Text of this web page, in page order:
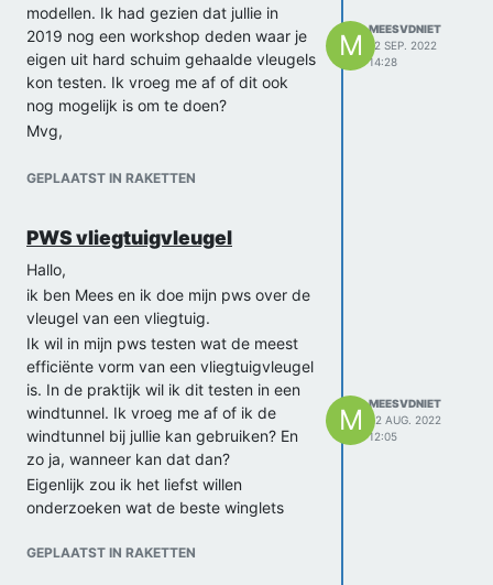
modellen. Ik had gezien dat jullie in
2019 nog een workshop deden waar je
eigen uit hard schuim gehaalde vleugels
kon testen. Ik vroeg me af of dit ook
nog mogelijk is om te doen?
Mvg,
GEPLAATST IN RAKETTEN
M MEESVDNIET
12 SEP. 2022
14:28
PWS vliegtuigvleugel
Hallo,
ik ben Mees en ik doe mijn pws over de
vleugel van een vliegtuig.
Ik wil in mijn pws testen wat de meest
efficiënte vorm van een vliegtuigvleugel
is. In de praktijk wil ik dit testen in een
windtunnel. Ik vroeg me af of ik de
windtunnel bij jullie kan gebruiken? En
zo ja, wanneer kan dat dan?
Eigenlijk zou ik het liefst willen
onderzoeken wat de beste winglets
Alleen vroeg ik me af of er voor de
GEPLAATST IN RAKETTEN
M MEESVDNIET
22 AUG. 2022
12:05